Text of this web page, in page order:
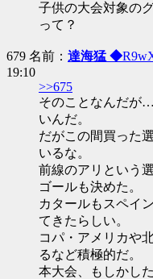
子供の大会対象の
って？
679 名前： 達海猛 ◆
19:10
>>675
そのことなんだが
いんだ。
だがこの間買った
いるな。
前線のアリという
ゴールも決めた。
カタールもスペイ
てきたらしい。
コパ・アメリカや
るなど積極的だ。
本大会、もしかし